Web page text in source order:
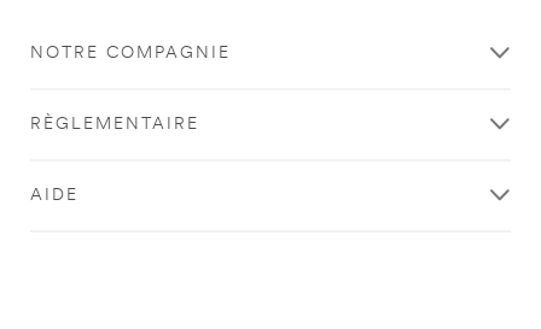
NOTRE COMPAGNIE
RÈGLEMENTAIRE
AIDE